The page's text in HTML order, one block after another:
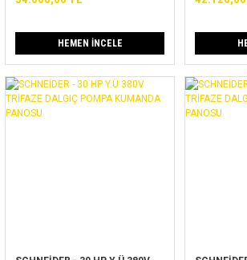
HEMEN İNCELE